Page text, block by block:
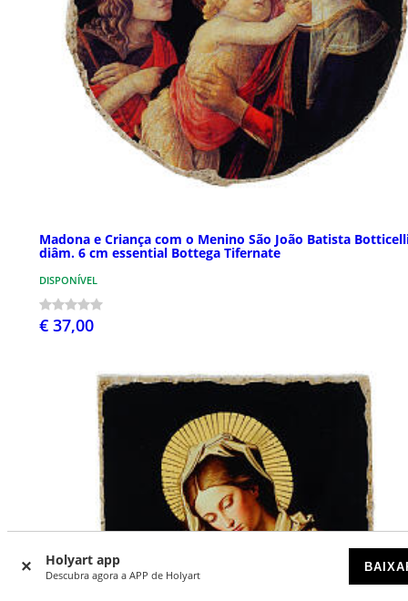
Holyart app
Descubra agora a APP de Holyart
Madona e Criança com o Menino São João Batista
diâm. 6 cm essential Bottega Tifernate
DISPONÍVEL
€ 37,00